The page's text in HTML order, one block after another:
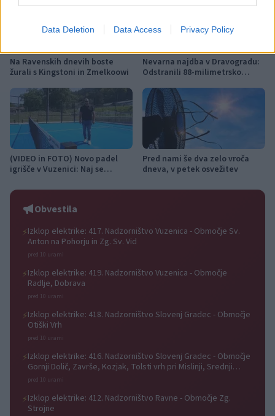
Data Deletion Data Access Privacy Policy
Na Ravenskih dnevih boste
žurali s Kingstoni in Zmelkoowi
Nevarna najdba v Dravogradu:
Odstranili 88-milimetrsko
(VIDEO in FOTO) Novo padel
igrišče v Vuzenici: Naj se
začne
Pred nami še dva zelo vroča
dneva, v petek osvežitev
Obvestila
⚡Izklop elektrike: 417. Nadzorništvo Vuzenica - Območje Sv.
Anton na Pohorju in Zg. Sv. Vid
pred 10 urami
⚡Izklop elektrike: 419. Nadzorništvo Vuzenica - Območje
Radlje, Dobrava
pred 10 urami
⚡Izklop elektrike: 418. Nadzorništvo Slovenj Gradec - Območje
Otiški Vrh
pred 10 urami
⚡Izklop elektrike: 416. Nadzorništvo Slovenj Gradec - Območje
Gornji Dolič, Završe, Kozjak, Tolsti vrh pri Mislinji, Srednji
Dolič, Paka
pred 10 urami
⚡Izklop elektrike: 412. Nadzorništvo Ravne - Območje Zg.
Strojne